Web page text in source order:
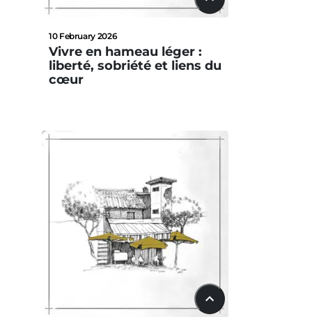
10 February 2026
Vivre en hameau léger :
liberté, sobriété et liens du
cœur